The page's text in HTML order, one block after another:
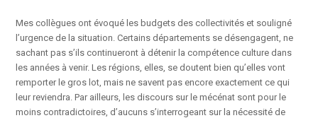
Mes collègues ont évoqué les budgets des collectivités et souligné
l’urgence de la situation. Certains départements se désengagent, ne
sachant pas s’ils continueront à détenir la compétence culture dans
les années à venir. Les régions, elles, se doutent bien qu’elles vont
remporter le gros lot, mais ne savent pas encore exactement ce qui
leur reviendra. Par ailleurs, les discours sur le mécénat sont pour le
moins contradictoires, d’aucuns s’interrogeant sur la nécessité de